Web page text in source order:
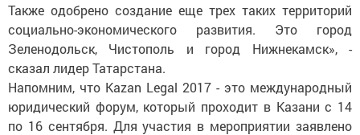
Также одобрено создание еще трех таких территорий
социально-экономического развития. Это город
Зеленодольск, Чистополь и город Нижнекамск», -
сказал лидер Татарстана.
Напомним, что Kazan Legal 2017 - это международный
юридический форум, который проходит в Казани с 14
по 16 сентября. Для участия в мероприятии заявлено